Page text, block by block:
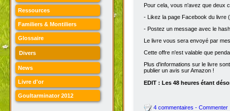
Ressources
Familiers & Montiliers
Glossaire
Divers
News
Livre d'or
Goultarminator 2012
Pour cela, vous n'avez que deux
- Likez la page Facebook du livre (
- Postez un message avec le
Le livre vous sera envoyé par
Cette offre n'est valable que
Plus d'informations sur le livre
publier un avis sur Amazon !
EDIT : Les 48 heures étant
4 commentaires - Commenter